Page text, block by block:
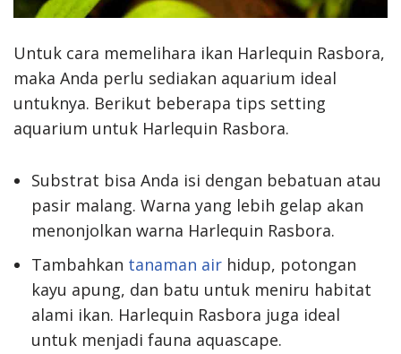
Untuk cara memelihara ikan Harlequin Rasbora,
maka Anda perlu sediakan aquarium ideal
untuknya. Berikut beberapa tips setting
aquarium untuk Harlequin Rasbora.
Substrat bisa Anda isi dengan bebatuan atau
pasir malang. Warna yang lebih gelap akan
menonjolkan warna Harlequin Rasbora.
Tambahkan tanaman air hidup, potongan
kayu apung, dan batu untuk meniru habitat
alami ikan. Harlequin Rasbora juga ideal
untuk menjadi fauna aquascape.